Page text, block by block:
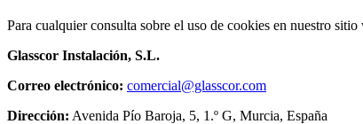
Para cualquier consulta sobre el uso de cookies en nuestro
Glasscor Instalación, S.L.
Correo electrónico: comercial@glasscor.com
Dirección: Avenida Pío Baroja, 5, 1.º G, Murcia, España